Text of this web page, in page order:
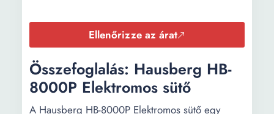
Ellenőrizze az árat
Összefoglalás: Hausberg HB-
8000P Elektromos sütő
A Hausberg HB-8000P Elektromos sütő egy